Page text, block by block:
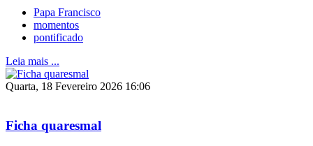
Papa Francisco
momentos
pontificado
Leia mais ...
Quarta, 18 Fevereiro 2026 16:06
Ficha quaresmal